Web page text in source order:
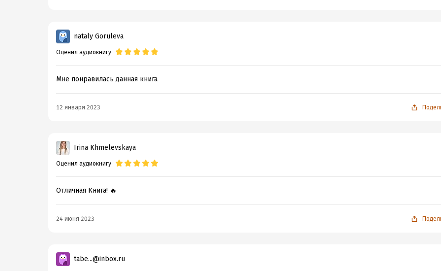
nataly Goruleva
Оценил аудиокнигу
Мне понравилась данная книга
12 января 2023
Irina Khmelevskaya
Оценил аудиокнигу
Отличная Книга! 🔥
24 июня 2023
tabe...@inbox.ru